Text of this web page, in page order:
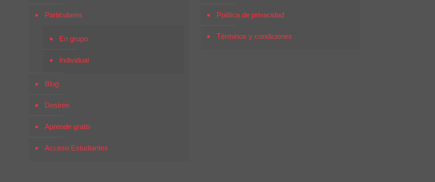
Particulares
En grupo
Individual
Blog
Desirée
Aprende gratis
Acceso Estudiantes
Política de privacidad
Términos y condiciones